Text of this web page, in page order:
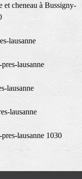
et cheneau à Bussigny-
lausanne
lausanne
lausanne
lausanne
lausanne 1030